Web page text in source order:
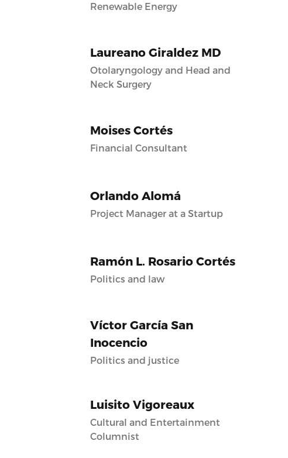
Renewable Energy
Laureano Giraldez MD
Otolaryngology and Head and
Neck Surgery
Moises Cortés
Financial Consultant
Orlando Alomá
Project Manager at a Startup
Ramón L. Rosario Cortés
Politics and law
Víctor García San
Inocencio
Politics and justice
Luisito Vigoreaux
Cultural and Entertainment
Columnist